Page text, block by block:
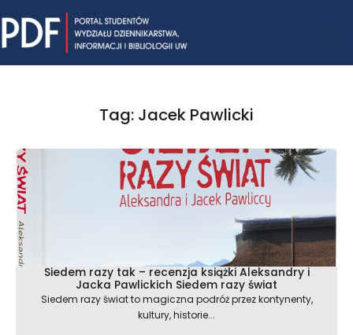
to
content
Tag: Jacek Pawlicki
Siedem razy tak – recenzja książki Aleksandry i
Jacka Pawlickich Siedem razy świat
Siedem razy świat to magiczna podróż przez kontynenty,
kultury, historie...